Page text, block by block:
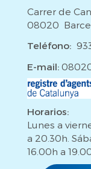
Carrer de
08020
Teléfono:
E-mail:
Horarios:
Lunes a
a 20.30h.
16.00h a